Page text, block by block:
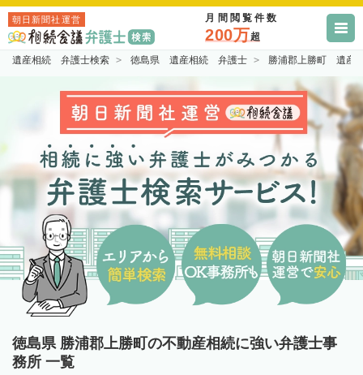
朝日新聞社運営 月間閲覧件数
200万超
遺産相続 弁護士検索 徳島県 遺産相続 弁護士 勝浦郡上勝町 遺産
徳島県 勝浦郡上勝町の不動産相続に強い弁護士事
務所 一覧